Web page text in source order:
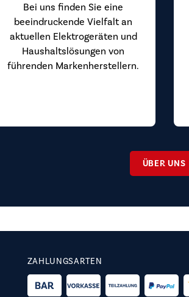
Bei uns finden Sie eine
beeindruckende Vielfalt an
aktuellen Elektrogeräten und
Haushaltslösungen von
führenden Markenherstellern.
ÜBER UNS
ZAHLUNGSARTEN